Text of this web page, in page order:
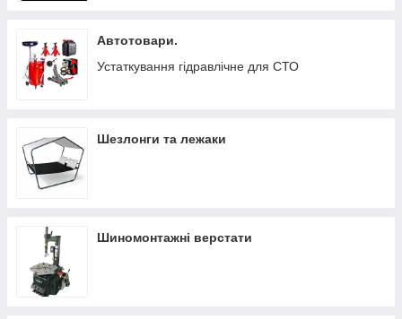
Автотовари.
Устаткування гідравлічне для СТО
Шезлонги та лежаки
Шиномонтажні верстати